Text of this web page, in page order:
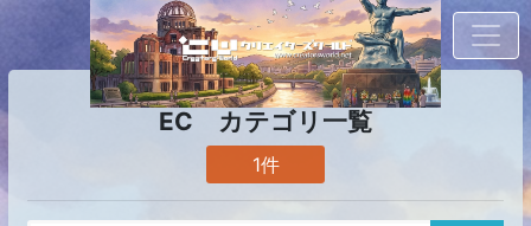
EC カテゴリ一覧
1件